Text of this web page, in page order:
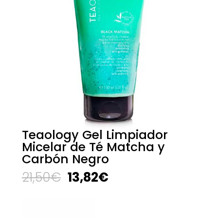
Teaology Gel Limpiador
Micelar de Té Matcha y
Carbón Negro
21,50€ El
precio
13,82€El